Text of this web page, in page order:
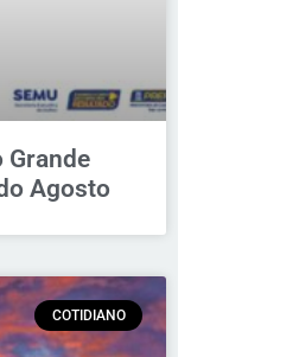
Grande
Agosto
COTIDIANO